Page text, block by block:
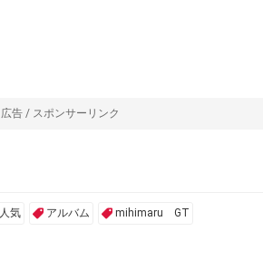
広告 / スポンサーリンク
人気 アルバム mihimaru GT